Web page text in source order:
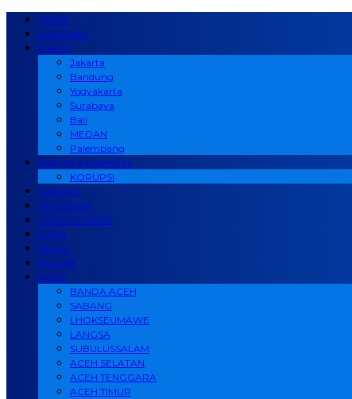
HOME
NASIONAL
Daerah
Jakarta
Bandung
Yogyakarta
Surabaya
Bali
MEDAN
Palembang
HUKUM & KRIMINAL
KORUPSI
DAERAH
PERISTIWA
JABODETABEK
OPINI
RELIGI
POLITIK
ACEH
BANDA ACEH
SABANG
LHOKSEUMAWE
LANGSA
SUBULUSSALAM
ACEH SELATAN
ACEH TENGGARA
ACEH TIMUR